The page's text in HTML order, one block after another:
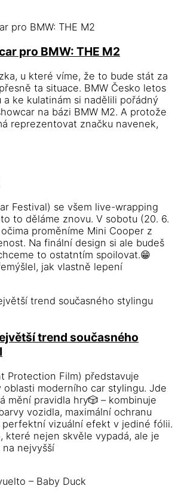
pro BMW: THE M2
u které víme, že to bude stát za
ta situace. BMW Česko letos
ke kulatinám si nadělili pořádný
na bázi BMW M2. A protože
reprezentovat značku navenek,
Festival) se všem live-wrapping
to děláme znovu. V sobotu (20. 6.
proměníme Mini Cooper z
Na finální design si ale budeš
to ostatntím spoilovat.😁
jak vlastně lepení
trend současného
Protection Film) představuje
oblasti moderního car stylingu. Jde
mění pravidla hry🎲 – kombinuje
vozidla, maximální ochranu
perfektní vizuální efekt v jediné fólii.
které nejen skvěle vypadá, ale je
nejvyšší